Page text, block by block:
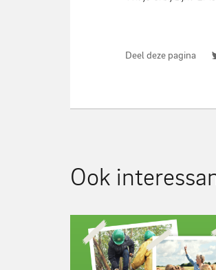
Deel deze pagina
Ook